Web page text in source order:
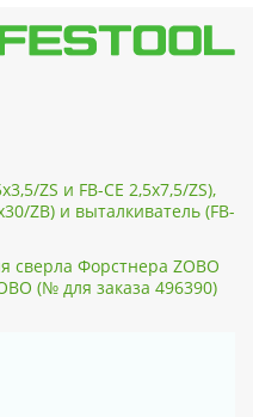
ZS и FB-CE 2,5x7,5/ZS),
ZB) и выталкиватель (FB-
сверла Форстнера ZOBO
(№ для заказа 496390)